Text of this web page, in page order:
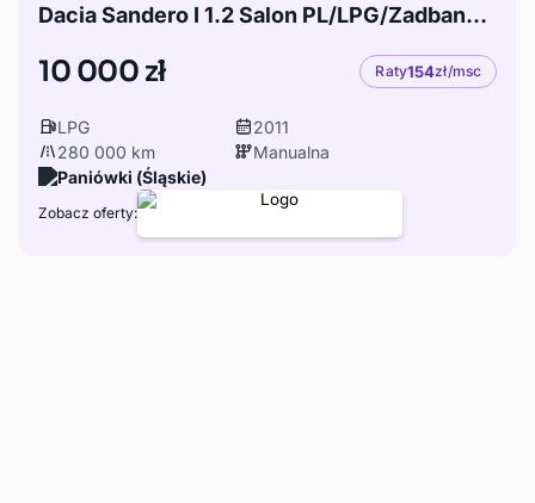
Dacia Sandero I 1.2 Salon PL/LPG/Zadbany/Gwarancja
10 000 zł Raty154zł/msc
LPG
2011
280 000 km
Manualna
Paniówki (Śląskie)
Zobacz oferty: